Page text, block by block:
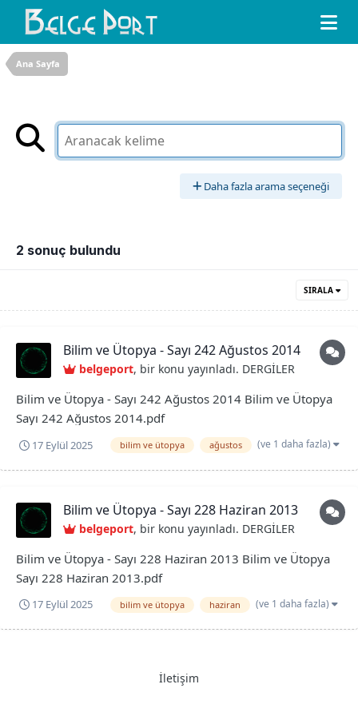
Ana Sayfa
Daha fazla arama seçeneği
2 sonuç bulundu
SIRALA
Bilim ve Ütopya - Sayı 242 Ağustos 2014
belgeport, bir konu yayınladı. DERGİLER
Bilim ve Ütopya - Sayı 242 Ağustos 2014 Bilim ve Ütopya
Sayı 242 Ağustos 2014.pdf
17 Eylül 2025 bilim ve ütopya ağustos (ve 1 daha fazla)
Bilim ve Ütopya - Sayı 228 Haziran 2013
belgeport, bir konu yayınladı. DERGİLER
Bilim ve Ütopya - Sayı 228 Haziran 2013 Bilim ve Ütopya
Sayı 228 Haziran 2013.pdf
17 Eylül 2025 bilim ve ütopya haziran (ve 1 daha fazla)
İletişim